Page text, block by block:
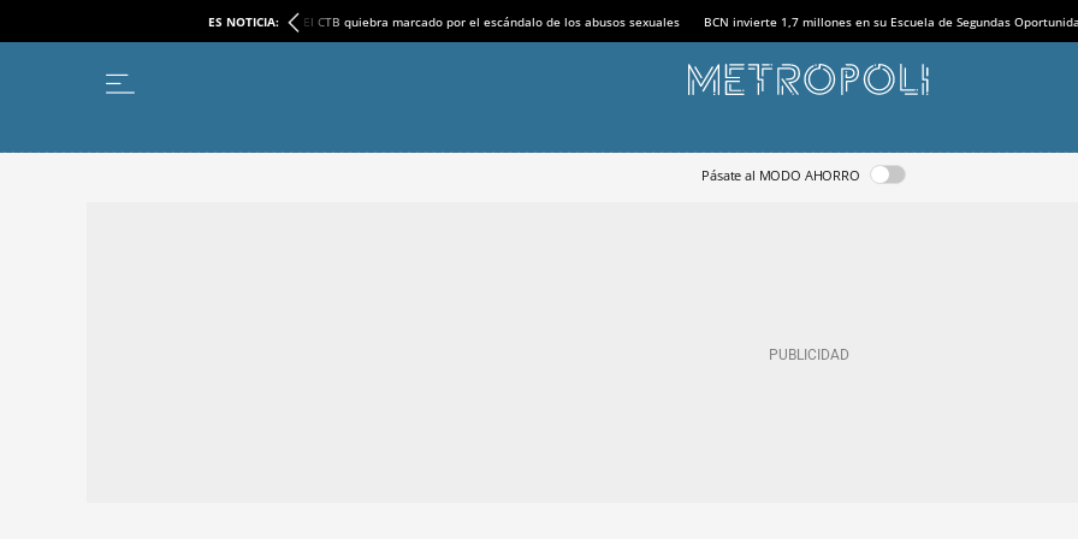
ES NOTICIA: El CTB quiebra marcado por el escándalo de los abusos sexuales BCN invierte 1,7 millones en su Escuela de Segundas
Pásate al MODO AHORRO